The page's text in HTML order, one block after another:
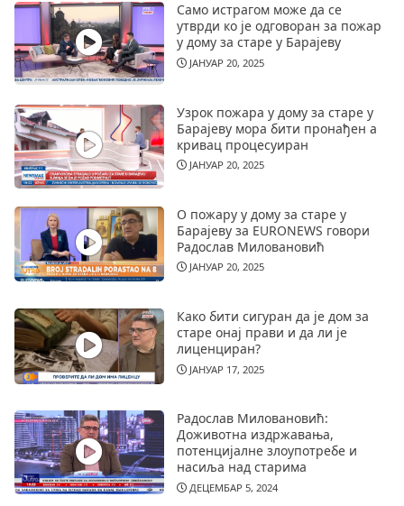
Само истрагом може да се
утврди ко је одговоран за пожар
у дому за старе у Барајеву
ЈАНУАР 20, 2025
Узрок пожара у дому за старе у
Барајеву мора бити пронађен а
кривац процесуиран
ЈАНУАР 20, 2025
О пожару у дому за старе у
Барајеву за EURONEWS говори
Радослав Миловановић
ЈАНУАР 20, 2025
Како бити сигуран да је дом за
старе онај прави и да ли је
лиценциран?
ЈАНУАР 17, 2025
Радослав Миловановић:
Доживотна издржавања,
потенцијалне злоупотребе и
насиља над старима
ДЕЦЕМБАР 5, 2024